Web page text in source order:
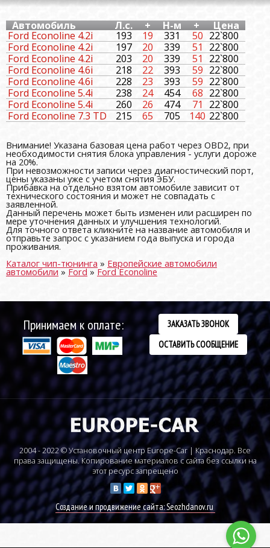
Автомобиль Л.с. + Н-м + Цена
Ford Econoline 4.2i 193 19 331 50 22`800
Ford Econoline 4.2i
197 20 339 51 22`800
Ford Econoline 4.2i
203 20 339 51 22`800
Ford Econoline 4.6i
218 22 393 59 22`800
Ford Econoline 4.6i
228 23 393 59 22`800
Ford Econoline 5.4i
238 24 454 68 22`800
Ford Econoline 5.4i
260 26 474 71 22`800
Ford Econoline 7.3 TD
215 65 705 140 22`800
Внимание! Указана базовая цена работ через OBD2, при
необходимости снятия блока управления - услуги дороже
на 20%.
При невозможности записи через диагностический порт,
цены указаны уже с учетом снятия ЭБУ.
Прибавка на отдельно взятом автомобиле зависит от
технического состояния и может не совпадать с
заявленной.
Данный перечень может быть изменен или расширен по
мере уточнения данных и улучшения технологий.
Для точного ответа кликните на название автомобиля и
отправьте запрос с указанием года выпуска и города
проживания.
Каталог чип-тюнинга » Европейские автомобили
автомобили»Ford»Ford Econoline
Принимаем к оплате:
ЗАКАЗАТЬ ЗВОНОК
ОСТАВИТЬ СООБЩЕНИЕ
2004 - 2022 © Установочный центр Europe-Car | Краснодар. Все
права защищены. Копирование материалов с сайта без ссылки на
этот ресурс запрещено
Создание и продвижение сайта: Seozhdanov.ru